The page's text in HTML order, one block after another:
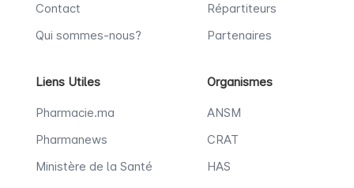
Contact
Qui sommes-nous?
Répartiteurs
Partenaires
Liens Utiles
Pharmacie.ma
Pharmanews
Ministère de la Santé
Organismes
ANSM
CRAT
HAS